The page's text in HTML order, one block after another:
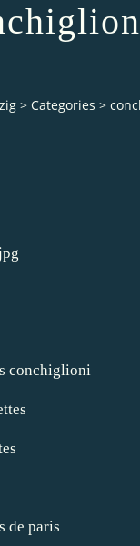
> Categories >
conchiglioni
de paris